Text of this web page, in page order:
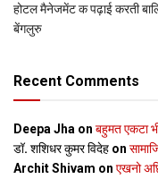
होटल मैनेजमेंट क पढ़ाई करती
बेंगलुरु
Recent Comments
Deepa Jha on बहुमत एकटा
डॉ. शशिधर कुमर विदेह on
Archit Shivam on एखनो